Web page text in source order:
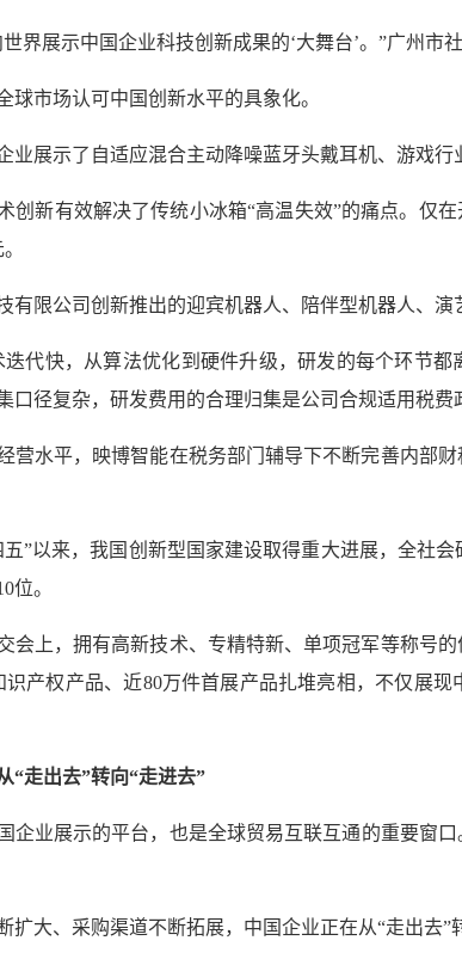
界展示中国企业科技创新成果的‘大舞台’。”广州市
球市场认可中国创新水平的具象化。
业展示了自适应混合主动降噪蓝牙头戴耳机、游戏
创新有效解决了传统小冰箱“高温失效”的痛点。仅
有限公司创新推出的迎宾机器人、陪伴型机器人、演
迭代快，从算法优化到硬件升级，研发的每个环节
口径复杂，研发费用的合理归集是公司合规适用税费
营水平，映博智能在税务部门辅导下不断完善内部
”以来，我国创新型国家建设取得重大进展，全社
位。
会上，拥有高新技术、专精特新、单项冠军等称号
识产权产品、近80万件首展产品扎堆亮相，不仅展
“走出去”转向“走进去”
企业展示的平台，也是全球贸易互联互通的重要窗
扩大、采购渠道不断拓展，中国企业正在从“走出去